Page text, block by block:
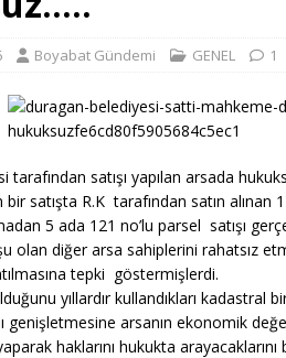
Boyabat Gündemi GENEL 1
tarafından satışı yapılan arsada
bir satışta R.K tarafından satın
5 ada 121 no’lu parsel satışı
olan diğer arsa sahiplerini rahatsız
tepki göstermişlerdi.
yıllardır kullandıkları
genişletmesine arsanın ekonomik
haklarını hukukta